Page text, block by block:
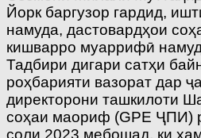
Йорк баргузор гардид,
намуда, дастовардҳои
кишварро муаррифӣ
Тадбири дигари сатҳи
роҳбарияти вазорат дар
директорони ташкилоти
соҳаи маориф (GPE ҶПИ)
соли 2023 мебошад, ки